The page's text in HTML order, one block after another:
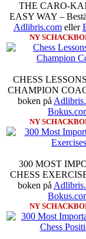
THE CARO-
EASY WAY –
Adlibris.comeller
NY
CHESS
CHAMPION
boken på
NY
300 MOST
CHESS
boken på
NY